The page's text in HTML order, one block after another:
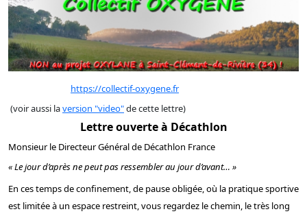
https://collectif-oxygene.fr
(voir aussi laversion "video"de cette lettre)
Lettre ouverte à Décathlon
Monsieur le Directeur Général de Décathlon France
« Le jour d’après ne peut pas ressembler au jour d’avant… »
En ces temps de confinement, de pause obligée, où la pratique sportive
est limitée à un espace restreint, vous regardez le chemin, le très long